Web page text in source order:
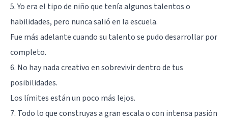
5. Yo era el tipo de niño que tenía algunos talentos o
habilidades, pero nunca salió en la escuela.
Fue más adelante cuando su talento se pudo desarrollar por
completo.
6. No hay nada creativo en sobrevivir dentro de tus
posibilidades.
Los límites están un poco más lejos.
7. Todo lo que construyas a gran escala o con intensa pasión